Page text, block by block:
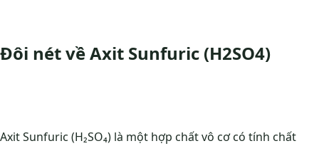
Đôi nét về Axit Sunfuric (H2SO4)
Axit Sunfuric (H₂SO₄) là một hợp chất vô cơ có tính chất